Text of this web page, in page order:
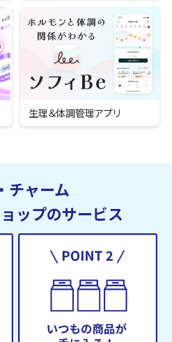
生理＆体調管理アプリ
チャーム
ップのサービス